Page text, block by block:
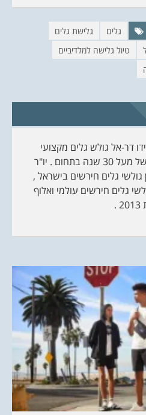
גלים
גלישת גלים
טיול גלישה למלדיביים
דר-אל גולש גלים מקצועי
ובעל ניסיון של מעל 30 שנה בתחום . יו"ר
גולשי גלים חירשים בישראל ,
גלים חירשים עולמי ואלוף